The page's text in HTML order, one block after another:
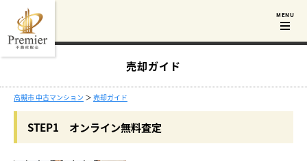
売却ガイド
高槻市 中古マンション ＞ 売却ガイド
STEP1 オンライン無料査定